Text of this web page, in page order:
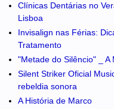
Clínicas Dentárias no
Lisboa
Invisalign nas Férias:
Tratamento
"Metade do Silêncio" _
Silent Striker Oficial
rebeldia sonora
A História de Marco